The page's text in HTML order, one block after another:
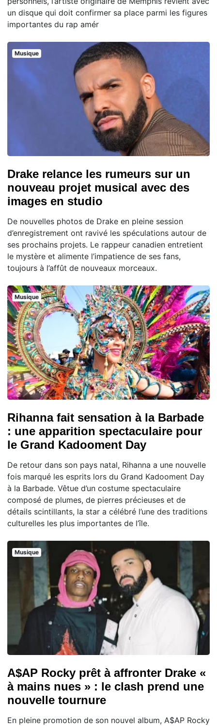
un disque qui doit confirmer sa place parmi les figures
importantes du rap amér
Musique
Drake relance les rumeurs sur un
nouveau projet musical avec des
images en studio
De nouvelles photos de Drake en pleine session
d’enregistrement ont ravivé les spéculations autour de
ses prochains projets. Le rappeur canadien entretient
le mystère et alimente l’impatience de ses fans,
toujours à l’affût de nouveaux morceaux.
Musique
Rihanna fait sensation à la Barbade
: une apparition spectaculaire pour
le Grand Kadooment Day
De retour dans son pays natal, Rihanna a une nouvelle
fois marqué les esprits lors du Grand Kadooment Day
à la Barbade. Vêtue d’un costume spectaculaire
composé de plumes, de pierres précieuses et de
détails scintillants, la star a célébré l’une des traditions
culturelles les plus importantes de l’île.
Musique
A$AP Rocky prêt à affronter Drake «
à mains nues » : le clash prend une
nouvelle tournure
En pleine promotion de son nouvel album, A$AP Rocky